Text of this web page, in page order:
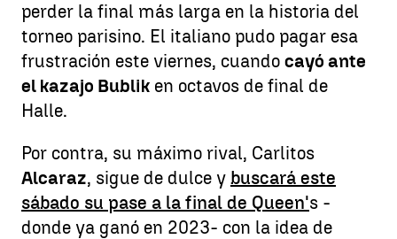
perder la final más larga en la historia del
torneo parisino. El italiano pudo pagar esa
frustración este viernes, cuando cayó ante
el kazajo Bublik en octavos de final de
Halle.
Por contra, su máximo rival, Carlitos
Alcaraz, sigue de dulce y buscará este
sábado su pase a la final de Queen's -
donde ya ganó en 2023- con la idea de